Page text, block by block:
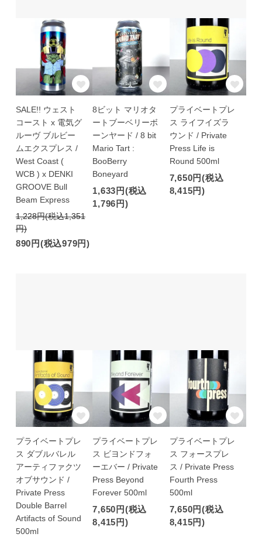
SALE!! ウェスト
コースト x 電気グ
ルーヴ ブルビー
ムエクスプレス /
West Coast (
WCB ) x DENKI
GROOVE Bull
Beam Express
1,228円(税込1,351
円)
890円(税込979円)
8ビット マリオタ
ートブーベリーボ
ーンヤード / 8 bit
Mario Tart :
BooBerry
Boneyard
1,633円(税込
1,796円)
プライベートプレ
ス ライフイズラ
ウンド / Private
Press Life is
Round 500ml
7,650円(税込
8,415円)
プライベートプレ
ス ダブルバレル
アーティファクツ
オブサウンド /
Private Press
Double Barrel
Artifacts of Sound
500ml
プライベートプレ
ス ビヨンドフォ
ーエバー / Private
Press Beyond
Forever 500ml
7,650円(税込
8,415円)
プライベートプレ
ス フォースプレ
ス / Private Press
Fourth Press
500ml
7,650円(税込
8,415円)